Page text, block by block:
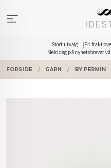
innholdet
Stort utvalg Fri frakt
Meld deg på nyhetsbrevet
FORSIDE GARN BY PERMIN